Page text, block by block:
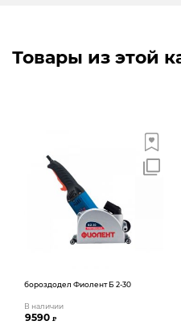
Товары из этой
бороздодел Фиолент Б 2-30
В наличии
9590₽